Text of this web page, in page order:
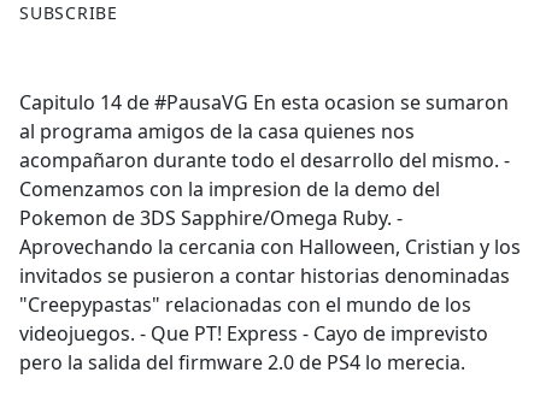
a
b
o
o
k
SUBSCRIBE
Capitulo 14 de #PausaVG En esta ocasion se sumaron
al programa amigos de la casa quienes nos
acompañaron durante todo el desarrollo del mismo. -
Comenzamos con la impresion de la demo del
Pokemon de 3DS Sapphire/Omega Ruby. -
Aprovechando la cercania con Halloween, Cristian y los
invitados se pusieron a contar historias denominadas
"Creepypastas" relacionadas con el mundo de los
videojuegos. - Que PT! Express - Cayo de imprevisto
pero la salida del firmware 2.0 de PS4 lo merecia.